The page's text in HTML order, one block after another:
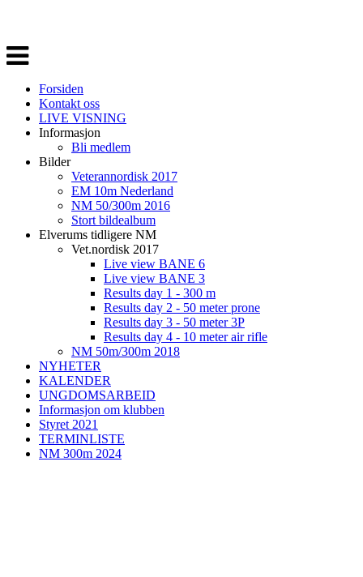
Veksle
navigasjon
Forsiden
Kontakt oss
LIVE VISNING
Informasjon
Bli medlem
Bilder
Veterannordisk 2017
EM 10m Nederland
NM 50/300m 2016
Stort bildealbum
Elverums tidligere NM
Vet.nordisk 2017
Live view BANE 6
Live view BANE 3
Results day 1 - 300 m
Results day 2 - 50 meter prone
Results day 3 - 50 meter 3P
Results day 4 - 10 meter air rifle
NM 50m/300m 2018
NYHETER
KALENDER
UNGDOMSARBEID
Informasjon om klubben
Styret 2021
TERMINLISTE
NM 300m 2024